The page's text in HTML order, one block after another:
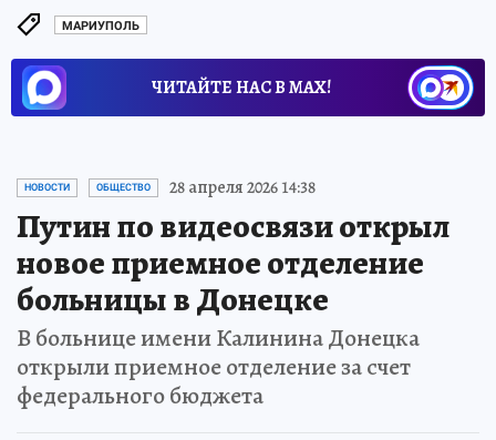
МАРИУПОЛЬ
ЧИТАЙТЕ НАС В МАХ!
НОВОСТИ ОБЩЕСТВО 28 апреля 2026 14:38
Путин по видеосвязи открыл
новое приемное отделение
больницы в Донецке
В больнице имени Калинина Донецка
открыли приемное отделение за счет
федерального бюджета